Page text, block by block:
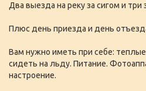
Два выезда на реку за сигом и три
Плюс день приезда и день
Вам нужно иметь при себе:
сидеть на льду. Питание.
настроение.